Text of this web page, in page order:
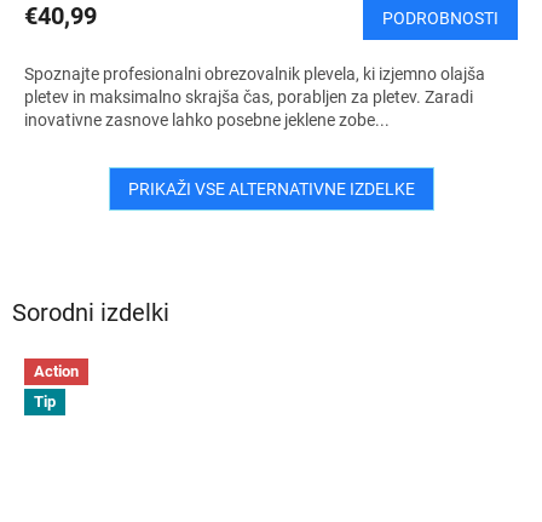
Sorodni izdelki
Action
Tip
€40,99 PODROBNOSTI
Spoznajte profesionalni obrezovalnik plevela, ki izjemno olajša
pletev in maksimalno skrajša čas, porabljen za pletev. Zaradi
inovativne zasnove lahko posebne jeklene zobe...
PRIKAŽI VSE ALTERNATIVNE IZDELKE